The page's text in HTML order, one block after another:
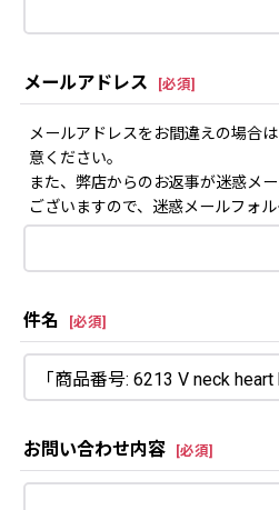
メールアドレス [必須]
メールアドレスをお間違えの場合
意ください。
また、弊店からのお返事が迷惑メ
ございますので、迷惑メールフォル
件名 [必須]
お問い合わせ内容 [必須]